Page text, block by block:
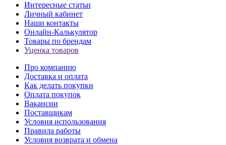
Интересные статьи
Личный кабинет
Наши контакты
Онлайн-Калькулятор
Товары по брендам
Уценка товаров
Про компанию
Доставка и оплата
Как делать покупки
Оплата покупок
Вакансии
Поставщикам
Условия использования
Правила работы
Условия возврата и обмена